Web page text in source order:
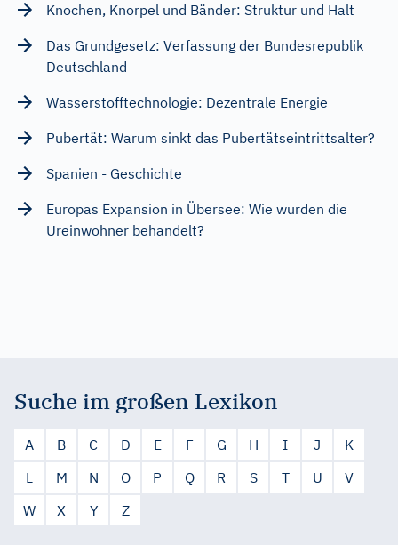
Knochen, Knorpel und Bänder: Struktur und Halt
Das Grundgesetz: Verfassung der Bundesrepublik
Deutschland
Wasserstofftechnologie: Dezentrale Energie
Pubertät: Warum sinkt das Pubertätseintrittsalter?
Spanien - Geschichte
Europas Expansion in Übersee: Wie wurden die
Ureinwohner behandelt?
Suche im großen Lexikon
A B C D E F G H I J
K
L
M N O P Q R S T U
V
W
X Y Z